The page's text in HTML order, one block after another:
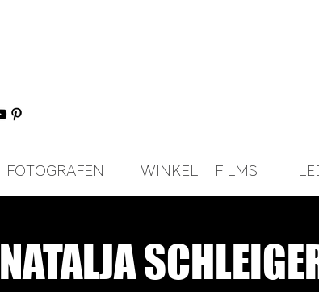
FOTOGRAFEN WINKEL FILMS
NATALJA